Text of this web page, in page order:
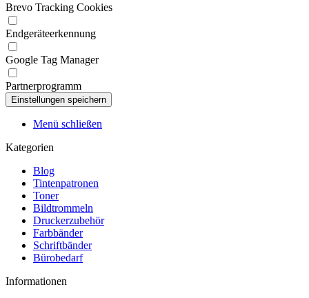
Brevo Tracking Cookies
Endgeräteerkennung
Google Tag Manager
Partnerprogramm
Menü schließen
Kategorien
Blog
Tintenpatronen
Toner
Bildtrommeln
Druckerzubehör
Farbbänder
Schriftbänder
Bürobedarf
Informationen